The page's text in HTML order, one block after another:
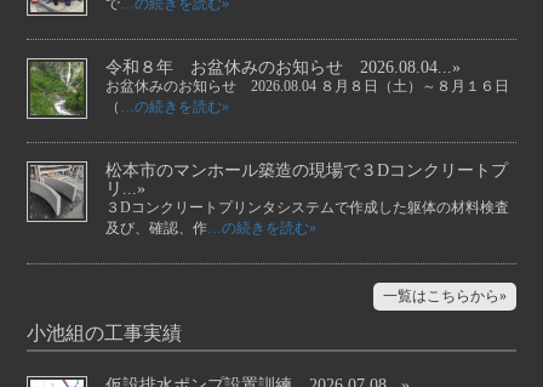
で…の続きを読む»
令和８年 お盆休みのお知らせ 2026.08.04...»
お盆休みのお知らせ 2026.08.04 ８月８日（土）～８月１６日
（ …の続きを読む»
松本市のマンホール築造の現場で３Dコンクリートプ
リ...»
３Dコンクリートプリンタシステムで作成した躯体の材料検査
及び、確認、作…の続きを読む»
一覧はこちらから»
小池組の工事実績